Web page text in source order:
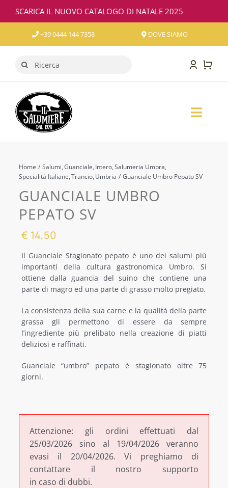
contenuto
SCARICA IL NUOVO CATALOGO DI NATALE 2025
+39 0444 144 7358 DOVE SIAMO
Cerca
Toggle
FORMAGGI
VINO
ALTRE SPECIALITÀ
SPECIALITÀ REGIONALI
OFFERTE
Home Salumi Guanciale Intero Salumeria Umbra
Specialità Italiane Trancio Umbria Guanciale Umbro Pepato SV
GUANCIALE UMBRO
PEPATO SV
€ 14,50
Il Guanciale Stagionato pepato è uno dei salumi più
importanti della cultura gastronomica Umbro. Si
ottiene dalla guancia del suino che contiene una
parte di magro ed una parte di grasso molto pregiato.
La consistenza della sua carne e la qualità della parte
grassa gli permettono di essere da sempre
l’ingrediente più prelibato nella creazione di piatti
deliziosi e raffinati.
Guanciale “umbro” pepato è stagionato oltre 75
giorni.
Attenzione: gli ordini effettuati dal
25/03/2026 sino al 19/04/2026 veranno
evasi il 20/04/2026. Vi preghiamo di
contattare il nostro supporto
in caso di dubbi.